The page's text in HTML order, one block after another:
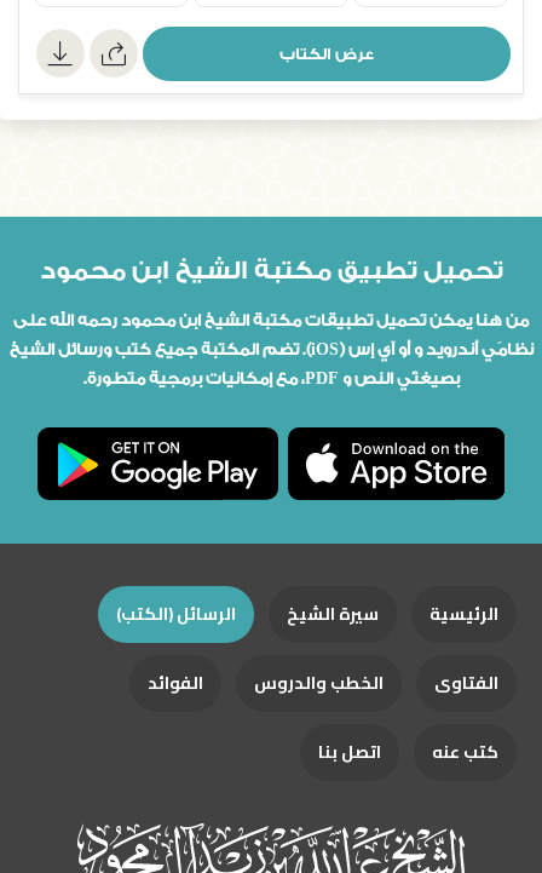
عرض الكتاب
تحميل تطبيق مكتبة الشيخ ابن محمود
من هنا يمكن تحميل تطبيقات مكتبة الشيخ ابن محمود رحمه الله على
نظامَي أندرويد و أو آي إس (iOS). تضم المكتبة جميع كتب ورسائل الشيخ
بصيغتَي النص و PDF، مع إمكانيات برمجية متطورة.
الرئيسية سيرة الشيخ الرسائل (الكتب)
الفتاوى الخطب والدروس الفوائد
كتب عنه اتصل بنا